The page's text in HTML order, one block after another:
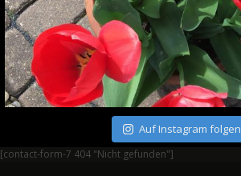
Auf Instagram folgen
[contact-form-7 404 "Nicht gefunden"]